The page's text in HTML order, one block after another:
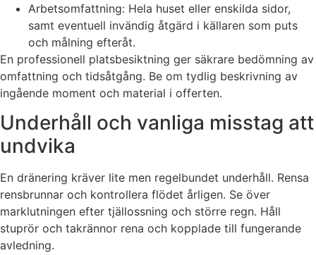
Arbetsomfattning: Hela huset eller enskilda sidor,
samt eventuell invändig åtgärd i källaren som puts
och målning efteråt.
En professionell platsbesiktning ger säkrare bedömning av
omfattning och tidsåtgång. Be om tydlig beskrivning av
ingående moment och material i offerten.
Underhåll och vanliga misstag att
undvika
En dränering kräver lite men regelbundet underhåll. Rensa
rensbrunnar och kontrollera flödet årligen. Se över
marklutningen efter tjällossning och större regn. Håll
stuprör och takrännor rena och kopplade till fungerande
avledning.